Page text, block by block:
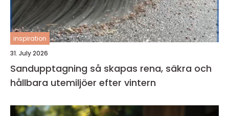
inspiration
31. July 2026
Sandupptagning så skapas rena, säkra och
hållbara utemiljöer efter vintern